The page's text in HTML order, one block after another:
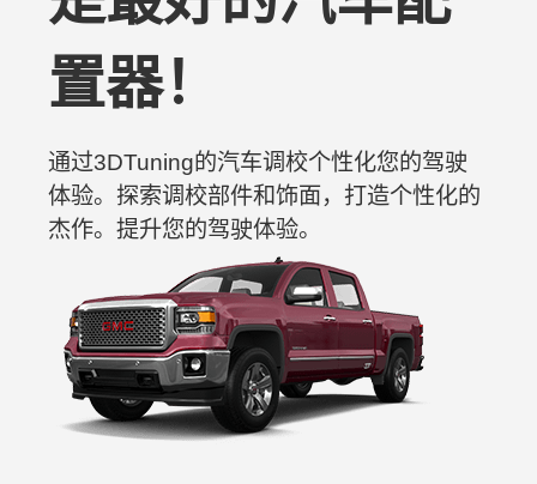
置器！
通过3DTuning的汽车调校个性化您的驾驶
体验。探索调校部件和饰面，打造个性化的
杰作。提升您的驾驶体验。